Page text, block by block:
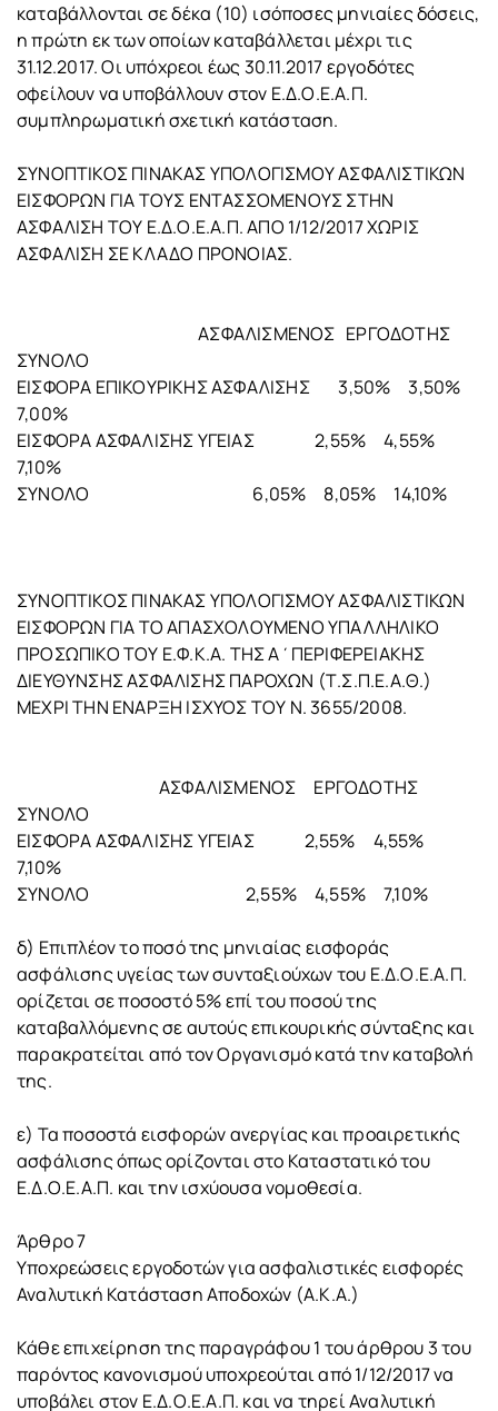
καταβάλλονται σε δέκα (10) ισόποσες μηνιαίες δόσεις,
η πρώτη εκ των οποίων καταβάλλεται μέχρι τις
31.12.2017. Οι υπόχρεοι έως 30.11.2017 εργοδότες
οφείλουν να υποβάλλουν στον Ε.Δ.Ο.Ε.Α.Π.
συμπληρωματική σχετική κατάσταση.
ΣΥΝΟΠΤΙΚΟΣ ΠΙΝΑΚΑΣ ΥΠΟΛΟΓΙΣΜΟΥ ΑΣΦΑΛΙΣΤΙΚΩΝ
ΕΙΣΦΟΡΩΝ ΓΙΑ ΤΟΥΣ ΕΝΤΑΣΣΟΜΕΝΟΥΣ ΣΤΗΝ
ΑΣΦΑΛΙΣΗ ΤΟΥ Ε.Δ.Ο.Ε.Α.Π. ΑΠΟ 1/12/2017 ΧΩΡΙΣ
ΑΣΦΑΛΙΣΗ ΣΕ ΚΛΑΔΟ ΠΡΟΝΟΙΑΣ.
ΑΣΦΑΛΙΣΜΕΝΟΣ ΕΡΓΟΔΟΤΗΣ
ΣΥΝΟΛΟ
ΕΙΣΦΟΡΑ ΕΠΙΚΟΥΡΙΚΗΣ ΑΣΦΑΛΙΣΗΣ 3,50% 3,50%
7,00%
ΕΙΣΦΟΡΑ ΑΣΦΑΛΙΣΗΣ ΥΓΕΙΑΣ 2,55% 4,55%
7,10%
ΣΥΝΟΛΟ 6,05% 8,05% 14,10%
ΣΥΝΟΠΤΙΚΟΣ ΠΙΝΑΚΑΣ ΥΠΟΛΟΓΙΣΜΟΥ ΑΣΦΑΛΙΣΤΙΚΩΝ
ΕΙΣΦΟΡΩΝ ΓΙΑ ΤΟ ΑΠΑΣΧΟΛΟΥΜΕΝΟ ΥΠΑΛΛΗΛΙΚΟ
ΠΡΟΣΩΠΙΚΟ ΤΟΥ Ε.Φ.Κ.Α. ΤΗΣ Α΄ΠΕΡΙΦΕΡΕΙΑΚΗΣ
ΔΙΕΥΘΥΝΣΗΣ ΑΣΦΑΛΙΣΗΣ ΠΑΡΟΧΩΝ (Τ.Σ.Π.Ε.Α.Θ.)
ΜΕΧΡΙ ΤΗΝ ΕΝΑΡΞΗ ΙΣΧΥΟΣ ΤΟΥ Ν. 3655/2008.
ΑΣΦΑΛΙΣΜΕΝΟΣ ΕΡΓΟΔΟΤΗΣ
ΣΥΝΟΛΟ
ΕΙΣΦΟΡΑ ΑΣΦΑΛΙΣΗΣ ΥΓΕΙΑΣ 2,55% 4,55%
7,10%
ΣΥΝΟΛΟ 2,55% 4,55% 7,10%
δ) Επιπλέον το ποσό της μηνιαίας εισφοράς
ασφάλισης υγείας των συνταξιούχων του Ε.Δ.Ο.Ε.Α.Π.
ορίζεται σε ποσοστό 5% επί του ποσού της
καταβαλλόμενης σε αυτούς επικουρικής σύνταξης και
παρακρατείται από τον Οργανισμό κατά την καταβολή
της.
ε) Τα ποσοστά εισφορών ανεργίας και προαιρετικής
ασφάλισης όπως ορίζονται στο Καταστατικό του
Ε.Δ.Ο.Ε.Α.Π. και την ισχύουσα νομοθεσία.
Άρθρο 7
Υποχρεώσεις εργοδοτών για ασφαλιστικές εισφορές
Αναλυτική Κατάσταση Αποδοχών (Α.Κ.Α.)
Κάθε επιχείρηση της παραγράφου 1 του άρθρου 3 του
παρόντος κανονισμού υποχρεούται από 1/12/2017 να
υποβάλει στον Ε.Δ.Ο.Ε.Α.Π. και να τηρεί Αναλυτική